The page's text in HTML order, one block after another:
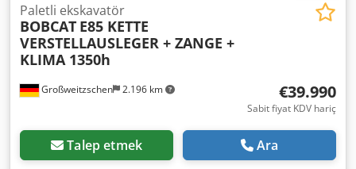
Großweitzschen 2.196 km
Paletli ekskavatör
BOBCAT E85 KETTE
VERSTELLAUSLEGER + ZANGE +
KLIMA 1350h
€39.990
Sabit fiyat KDV hariç
Talep etmek Ara